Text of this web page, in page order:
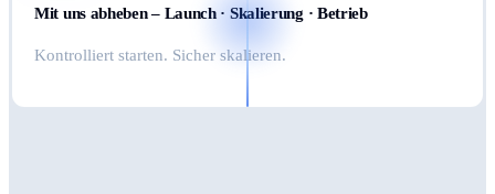
Mit uns abheben – Launch · Skalierung · Betrieb
Kontrolliert starten. Sicher skalieren.